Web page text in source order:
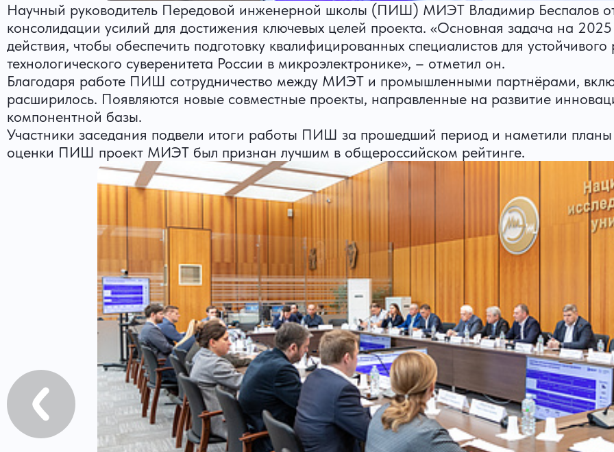
Научный руководитель Передовой инженерной школы (ПИШ) МИЭТ Владимир Беспалов
консолидации усилий для достижения ключевых целей проекта. «Основная задача на
действия, чтобы обеспечить подготовку квалифицированных специалистов для
технологического суверенитета России в микроэлектронике», – отметил он.
Благодаря работе ПИШ сотрудничество между МИЭТ и промышленными партнёрами,
расширилось. Появляются новые совместные проекты, направленные на развитие
компонентной базы.
Участники заседания подвели итоги работы ПИШ за прошедший период и наметили
оценки ПИШ проект МИЭТ был признан лучшим в общероссийском рейтинге.